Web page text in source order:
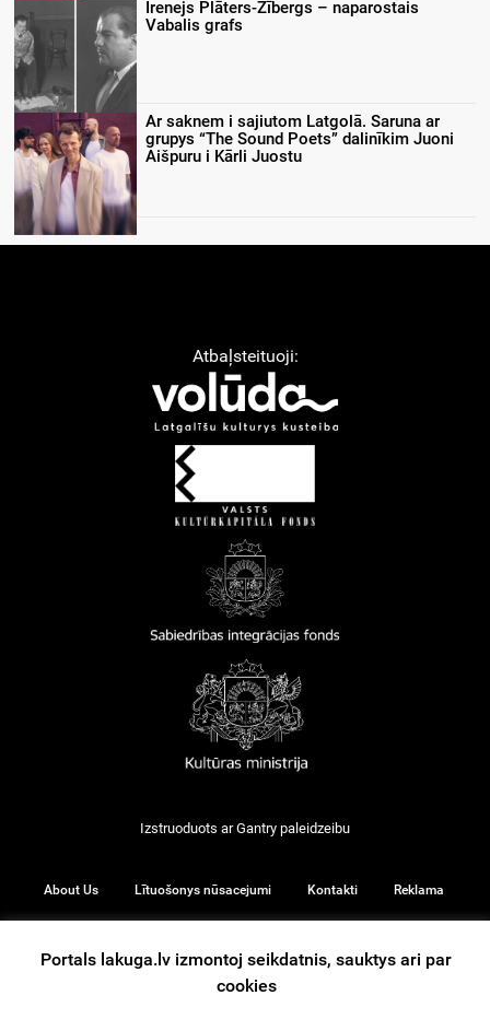
Irenejs Plāters-Zībergs – naparostais
Vabalis grafs
Ar saknem i sajiutom Latgolā. Saruna ar
grupys “The Sound Poets” dalinīkim Juoni
Aišpuru i Kārli Juostu
Atbaļsteituoji:
Izstruoduots arGantry paleidzeibu
About Us Lītuošonys nūsacejumi Kontakti Reklama
© 2026
Portals lakuga.lv izmontoj seikdatnis, sauktys ari par
cookies